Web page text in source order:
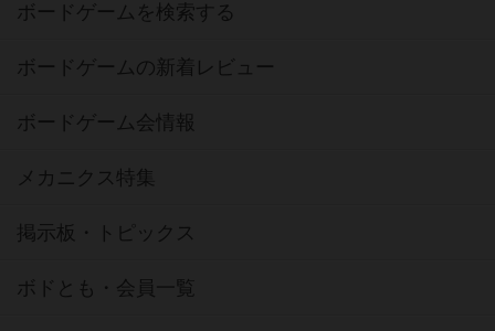
ボードゲームを検索する
ボードゲームの新着レビュー
ボードゲーム会情報
メカニクス特集
掲示板・トピックス
ボドとも・会員一覧